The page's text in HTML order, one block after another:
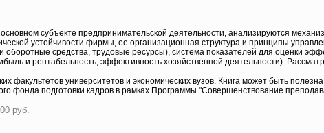
субъекте предпринимательской деятельности, анализируются
устойчивости фирмы, ее организационная структура и принципы
средства, трудовые ресурсы), система показателей для оценки
и рентабельность, эффективность хозяйственной деятельности).
факультетов университетов и экономических вузов. Книга может быть
фонда подготовки кадров в рамках Программы "Совершенствование
руб.